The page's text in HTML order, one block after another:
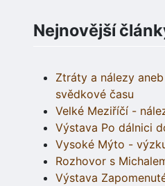
Nejnovější
Ztráty a nálezy
svědkové času
Velké Meziříčí -
Výstava Po dálnici
Vysoké Mýto -
Rozhovor s
Výstava